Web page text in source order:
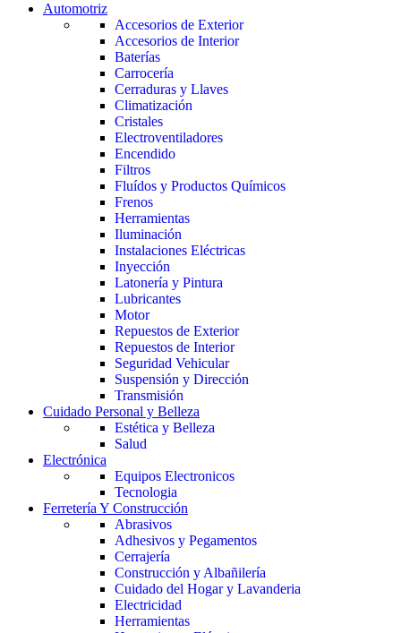
Automotriz
Accesorios de Exterior
Accesorios de Interior
Baterías
Carrocería
Cerraduras y Llaves
Climatización
Cristales
Electroventiladores
Encendido
Filtros
Fluídos y Productos Químicos
Frenos
Herramientas
Iluminación
Instalaciones Eléctricas
Inyección
Latonería y Pintura
Lubricantes
Motor
Repuestos de Exterior
Repuestos de Interior
Seguridad Vehicular
Suspensión y Dirección
Transmisión
Cuidado Personal y Belleza
Estética y Belleza
Salud
Electrónica
Equipos Electronicos
Tecnologia
Ferretería Y Construcción
Abrasivos
Adhesivos y Pegamentos
Cerrajería
Construcción y Albañilería
Cuidado del Hogar y Lavanderia
Electricidad
Herramientas